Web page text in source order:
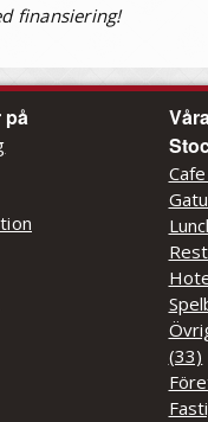
finansiering!
(33)